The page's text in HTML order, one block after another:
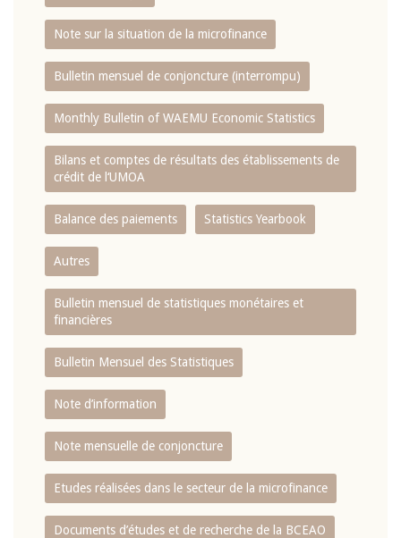
Note sur la situation de la microfinance
Bulletin mensuel de conjoncture (interrompu)
Monthly Bulletin of WAEMU Economic Statistics
Bilans et comptes de résultats des établissements de
crédit de l‘UMOA
Balance des paiements Statistics Yearbook
Autres
Bulletin mensuel de statistiques monétaires et
financières
Bulletin Mensuel des Statistiques
Note d’information
Note mensuelle de conjoncture
Etudes réalisées dans le secteur de la microfinance
Documents d’études et de recherche de la BCEAO